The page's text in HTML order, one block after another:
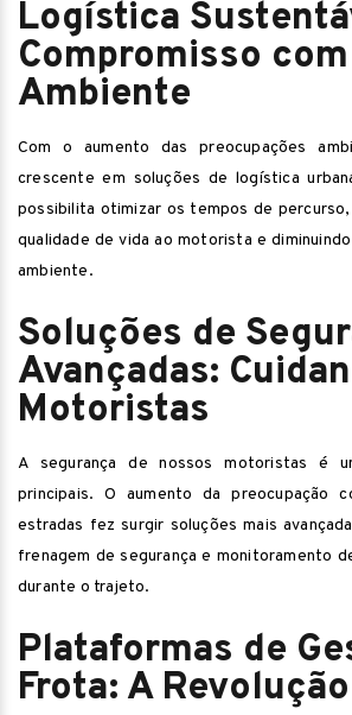
Logística
Compromisso
Ambiente
Com o aumento das preocupações
crescente em soluções de logística
possibilita otimizar os tempos de
qualidade de vida ao motorista e
ambiente.
Soluções de
Avançadas:
Motoristas
A segurança de nossos motoristas é
principais. O aumento da preocupação
estradas fez surgir soluções mais
frenagem de segurança e monitoramento
durante o trajeto.
Plataformas de
Frota: A